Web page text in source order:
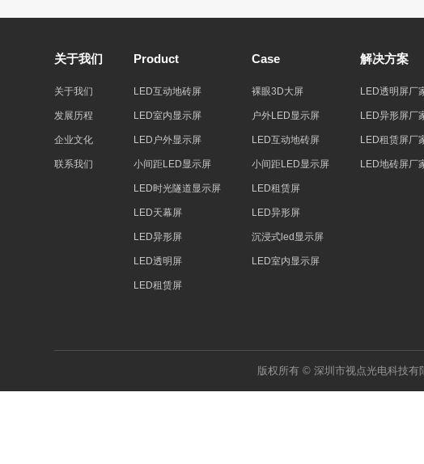
关于我们
关于我们
发展历程
企业文化
联系我们
Product
LED互动地砖屏
LED室内显示屏
LED户外显示屏
小间距LED显示屏
LED时光隧道显示屏
LED天幕屏
LED异形屏
LED透明屏
LED租赁屏
Case
裸眼3D大屏
户外LED显示屏
LED互动地砖屏
小间距LED显示屏
LED租赁屏
LED异形屏
沉浸式led显示屏
LED室内显示屏
解决方案
LED透明屏厂
LED异形屏厂
LED租赁屏厂
LED地砖屏厂
版权所有 © 深圳市视点光电科技有